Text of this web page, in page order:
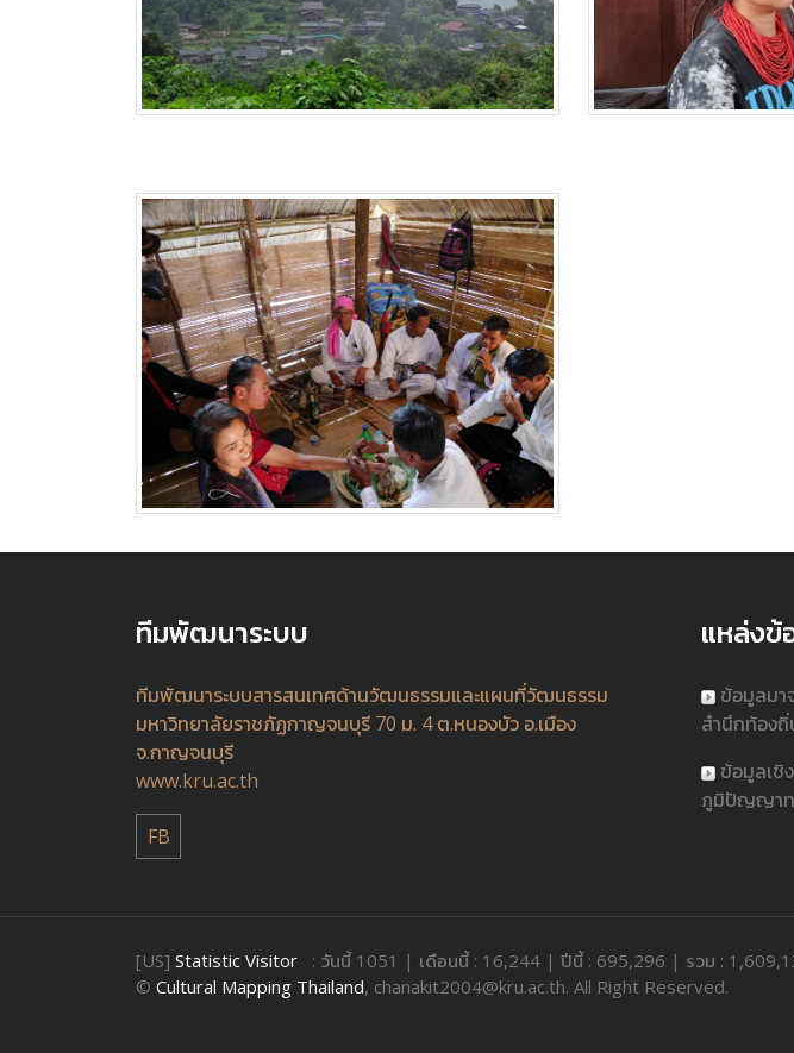
ทีมพัฒนาระบบ
ทีมพัฒนาระบบสารสนเทศด้านวัฒนธรรมและแผนที่วัฒนธรรม
มหาวิทยาลัยราชภัฏกาญจนบุรี 70 ม. 4 ต.หนองบัว อ.เมือง
จ.กาญจนบุรี
www.kru.ac.th
FB
แหล่งข้
ข้อมูลมา
สำนึกท้องถิ่
ข้อมูลเชิ
ภูมิปัญญาท
[US] Statistic Visitor : วันนี้ 1051 | เดือนนี้ : 16,244 | ปีนี้ : 695,296 | รวม :
© Cultural Mapping Thailand, chanakit2004@kru.ac.th. All Right Reserved.